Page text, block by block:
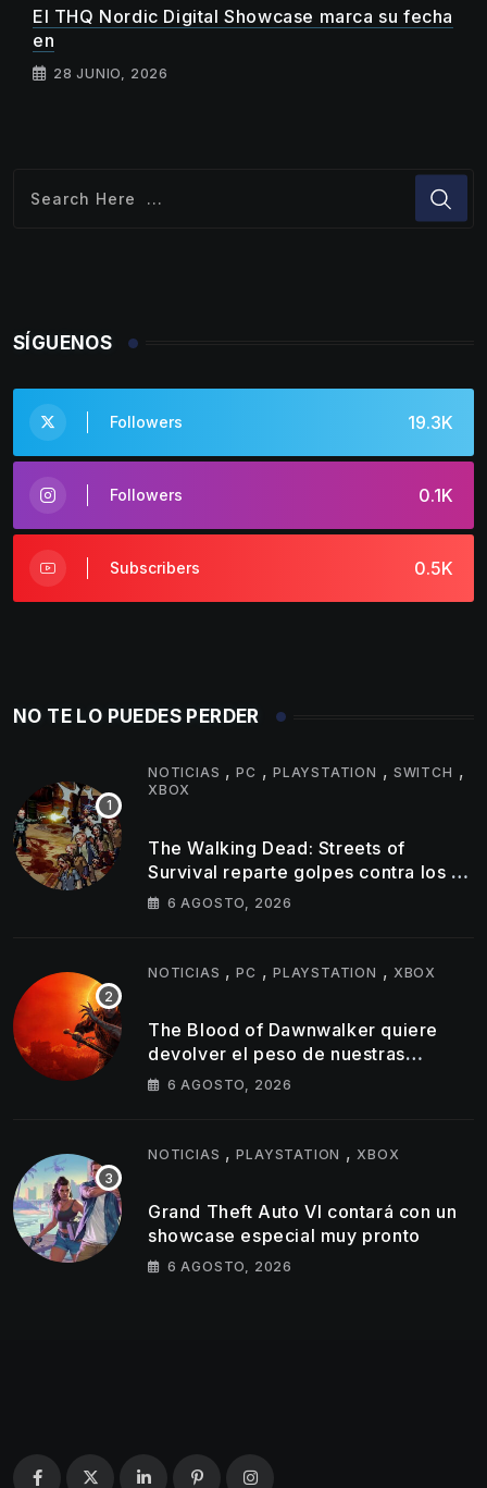
El THQ Nordic Digital Showcase marca su fecha
en
28 JUNIO, 2026
SÍGUENOS
19.3K
Followers
0.1K
Followers
0.5K
Subscribers
NO TE LO PUEDES PERDER
NOTICIAS ,PC ,PLAYSTATION , SWITCH ,
XBOX
The Walking Dead: Streets of
Survival reparte golpes contra los no
muertos en su nuevo tráiler
6 AGOSTO, 2026
NOTICIAS ,PC ,PLAYSTATION , XBOX
The Blood of Dawnwalker quiere
devolver el peso de nuestras
decisiones a los RPG de mundo
6 AGOSTO, 2026
NOTICIAS ,PLAYSTATION , XBOX
Grand Theft Auto VI contará con un
showcase especial muy pronto
6 AGOSTO, 2026